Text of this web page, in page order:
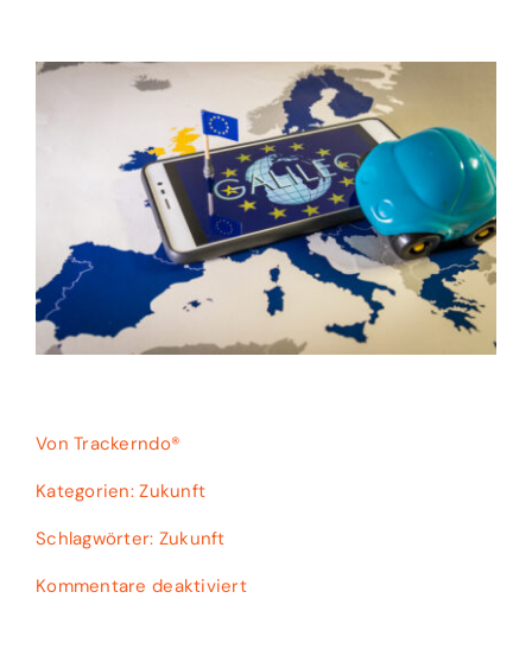
VonTrackerndo®
Kategorien:Zukunft
Schlagwörter: Zukunft
Kommentare deaktiviertfür